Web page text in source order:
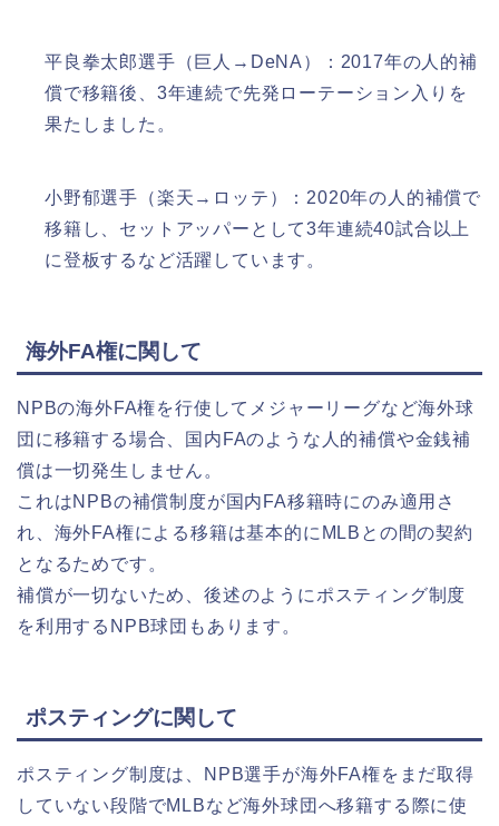
平良拳太郎選手（巨人→DeNA）：2017年の人的補
償で移籍後、3年連続で先発ローテーション入りを
果たしました。
小野郁選手（楽天→ロッテ）：2020年の人的補償で
移籍し、セットアッパーとして3年連続40試合以上
に登板するなど活躍しています。
海外FA権に関して
NPBの海外FA権を行使してメジャーリーグなど海外球
団に移籍する場合、国内FAのような人的補償や金銭補
償は一切発生しません。
これはNPBの補償制度が国内FA移籍時にのみ適用さ
れ、海外FA権による移籍は基本的にMLBとの間の契約
となるためです。
補償が一切ないため、後述のようにポスティング制度
を利用するNPB球団もあります。
ポスティングに関して
ポスティング制度は、NPB選手が海外FA権をまだ取得
していない段階でMLBなど海外球団へ移籍する際に使